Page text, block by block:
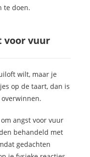
te doen.
voor vuur
wilt, maar je
op de taart, dan is
angst voor vuur
behandeld met
gedachten